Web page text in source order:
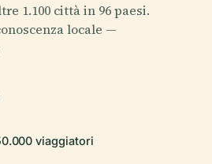
1.100 città in 96 paesi.
locale —
viaggiatori